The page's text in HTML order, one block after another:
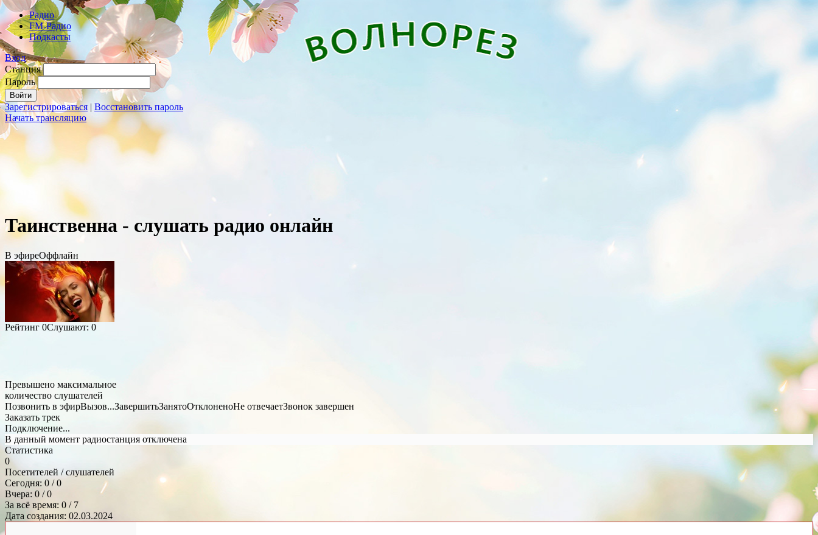
Радио
FM-Радио
Подкасты
Вход
Станция
Пароль
Зарегистрироваться | Восстановить пароль
Начать трансляцию
Таинственна - слушать радио онлайн
В эфиреОффлайн
Рейтинг 0Слушают: 0
Превышено максимальное
количество слушателей
Позвонить в эфирВызов...ЗавершитьЗанятоОтклоненоНе отвечаетЗвонок завершен
Заказать трек
Подключение...
В данный момент радиостанция отключена
Статистика
0
Посетителей / слушателей
Сегодня: 0 / 0
Вчера: 0 / 0
За всё время: 0 / 7
Дата создания: 02.03.2024